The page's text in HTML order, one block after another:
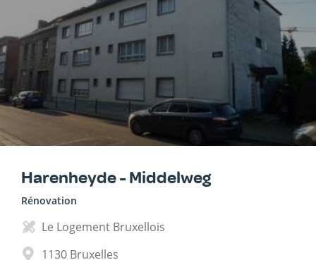
Harenheyde - Middelweg
Rénovation
Le Logement Bruxellois
1130 Bruxelles